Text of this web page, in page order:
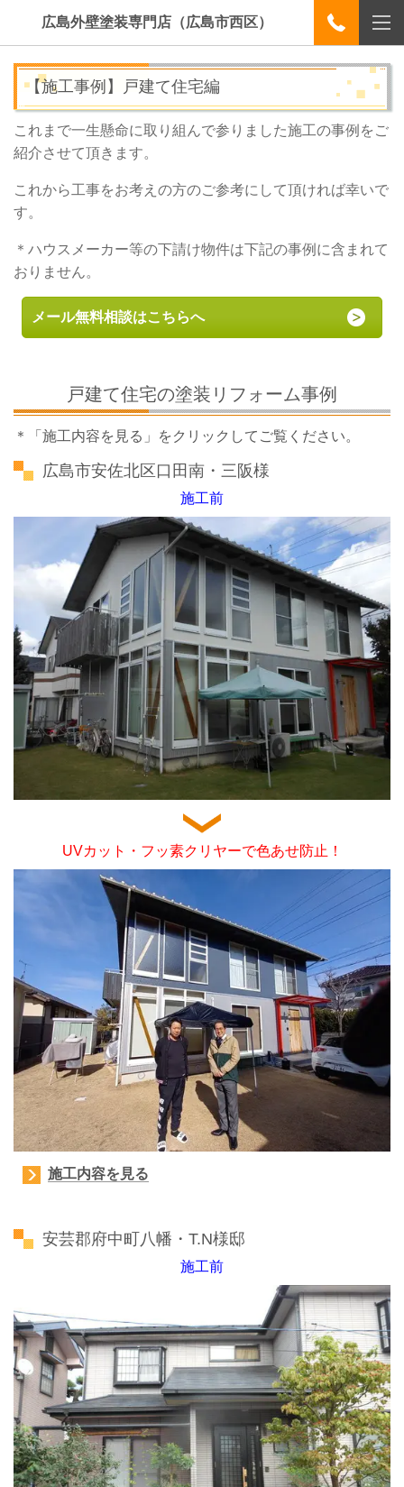
広島外壁塗装専門店（広島市西区）
【施工事例】戸建て住宅編
これまで一生懸命に取り組んで参りました施工の事例をご
紹介させて頂きます。
これから工事をお考えの方のご参考にして頂ければ幸いで
す。
＊ハウスメーカー等の下請け物件は下記の事例に含まれて
おりません。
メール無料相談はこちらへ
戸建て住宅の塗装リフォーム事例
＊「施工内容を見る」をクリックしてご覧ください。
広島市安佐北区口田南・三阪様
施工前
UVカット・フッ素クリヤーで色あせ防止！
施工内容を見る
安芸郡府中町八幡・T.N様邸
施工前